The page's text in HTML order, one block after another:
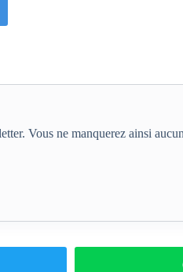
Vous ne manquerez ainsi